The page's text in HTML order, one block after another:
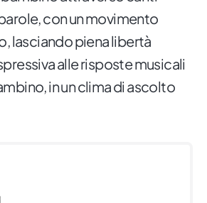
con un movimento
lasciando piena libertà
alle risposte musicali
in un clima di ascolto